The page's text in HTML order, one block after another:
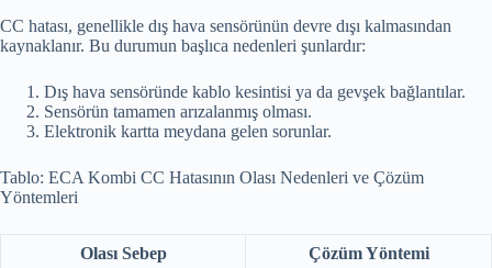
CC hatası, genellikle dış hava sensörünün devre dışı kalmasından
kaynaklanır. Bu durumun başlıca nedenleri şunlardır:
Dış hava sensöründe kablo kesintisi ya da gevşek bağlantılar.
Sensörün tamamen arızalanmış olması.
Elektronik kartta meydana gelen sorunlar.
Tablo: ECA Kombi CC Hatasının Olası Nedenleri ve Çözüm
Yöntemleri
Olası Sebep Çözüm Yöntemi